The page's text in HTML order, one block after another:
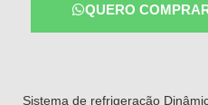
QUERO
Sistema de refrigeração